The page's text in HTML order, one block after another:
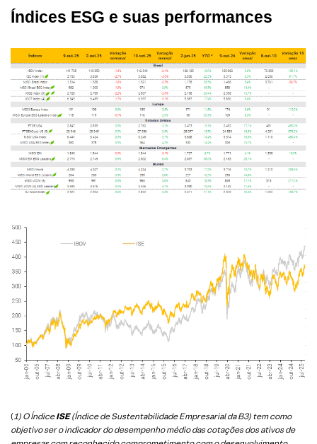
Índices ESG e suas performances
( 1) O ÍndiceISE(Índice de Sustentabilidade Empresarial da B3) tem como
objetivo ser o indicador do desempenho médio das cotações dos ativos de